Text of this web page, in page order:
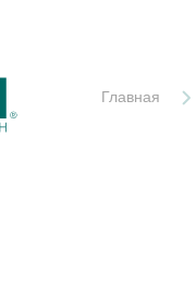
Главная